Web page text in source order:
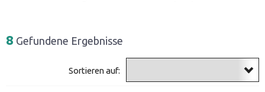
8 Gefundene Ergebnisse
Sortieren auf: